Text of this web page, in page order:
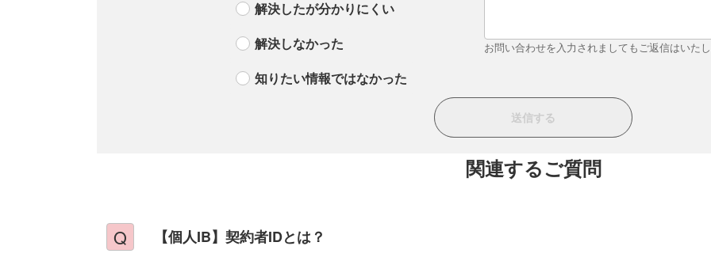
解決したが分かりにくい
解決しなかった
知りたい情報ではなかった
お問い合わせを入力されましてもご返信はいた
関連するご質問
【個人IB】契約者IDとは？